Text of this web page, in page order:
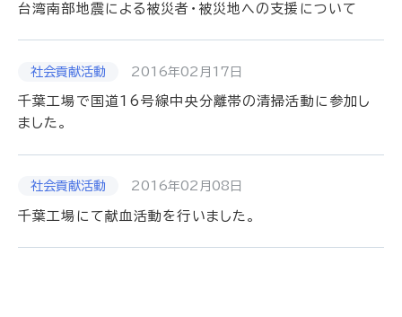
台湾南部地震による被災者・被災地への支援について
2016年02月17日
千葉工場で国道16号線中央分離帯の清掃活動に参加し
ました。
2016年02月08日
千葉工場にて献血活動を行いました。